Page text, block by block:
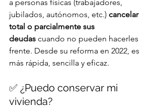
a personas físicas (trabajadores,
jubilados, autónomos, etc.) cancelar
total o parcialmente sus
deudas cuando no pueden hacerles
frente. Desde su reforma en 2022, es
más rápida, sencilla y eficaz.
✅ ¿Puedo conservar mi
vivienda?